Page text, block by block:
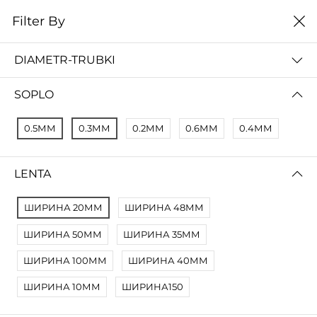
0
No Results
Not Found Filters1
Not Found Filters2
Filter By
DIAMETR-TRUBKI
SOPLO
0.5ММ 0.3ММ 0.2ММ 0.6ММ 0.4ММ
LENTA
ШИРИНА 20ММ ШИРИНА 48ММ
ШИРИНА 50ММ ШИРИНА 35ММ
ШИРИНА 100ММ ШИРИНА 40ММ
ШИРИНА 10ММ ШИРИНА150